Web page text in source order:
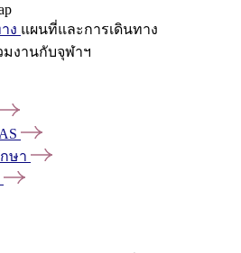
ง แผนที่และการเดินทาง
มงานกับจุฬาฯ
ษา